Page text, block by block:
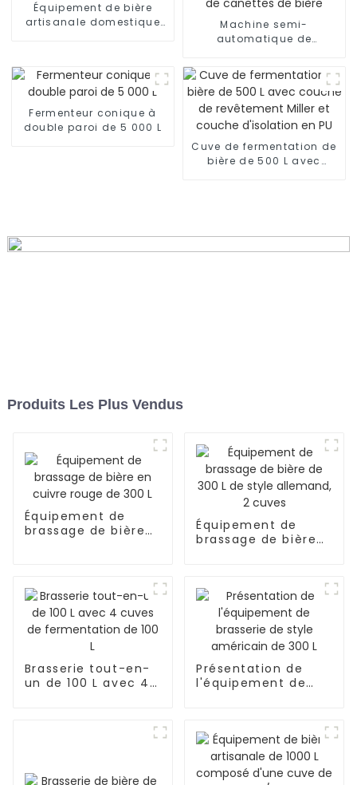
Équipement de bière
artisanale domestique
Machine semi-
automatique de
fermeture de canettes de
bière
Fermenteur conique à
double paroi de 5 000 L
Cuve de fermentation de
bière de 500 L avec
Produits Les Plus Vendus
Équipement de
brassage de bière
Équipement de
brassage de bière
Brasserie tout-en-
un de 100 L avec 4
Présentation de
l'équipement de